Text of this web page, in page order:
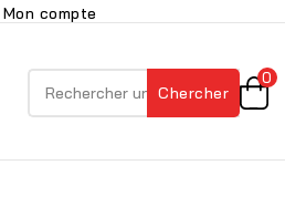
Mon compte
Chercher
0